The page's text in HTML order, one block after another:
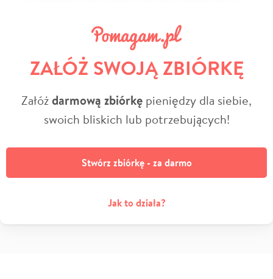
ZAŁÓŻ SWOJĄ ZBIÓRKĘ
Załóżdarmową zbiórkę pieniędzy dla siebie,
swoich bliskich lub potrzebujących!
Stwórz zbiórkę - za darmo
Jak to działa?